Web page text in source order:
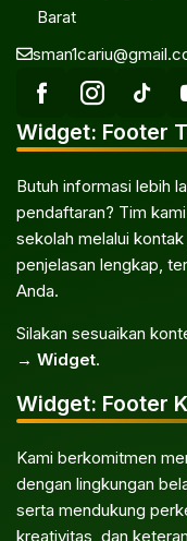
Barat
Widget: Footer
Butuh informasi lebih
pendaftaran? Tim
sekolah melalui
penjelasan lengkap,
Anda.
Silakan sesuaikan
→ Widget.
Widget: Footer
Kami berkomitmen
dengan lingkungan
serta mendukung
kreativitas, dan